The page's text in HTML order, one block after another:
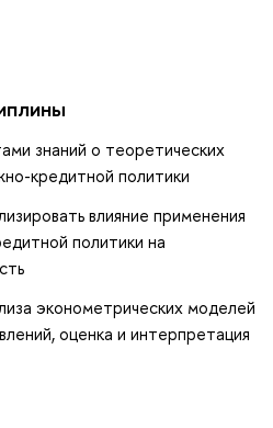
знаний о теоретических
кредитной политики
влияние применения
политики на
эконометрических моделей
оценка и интерпретация